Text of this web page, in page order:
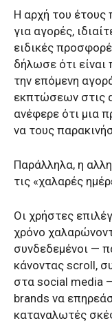
Η αρχή του έτους
για αγορές,
ειδικές
δήλωσε ότι είναι
την επόμενη
εκπτώσεων στις
ανέφερε ότι μια
να τους
Παράλληλα, η
τις «χαλαρές
Οι χρήστες
χρόνο
συνδεδεμένοι —
κάνοντας scroll,
στα social media
brands να
καταναλωτές